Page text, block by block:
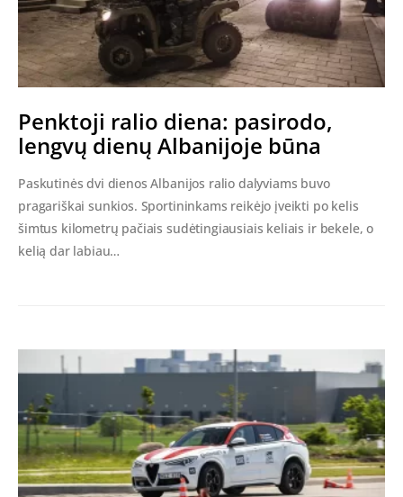
Penktoji ralio diena: pasirodo,
lengvų dienų Albanijoje būna
Paskutinės dvi dienos Albanijos ralio dalyviams buvo
pragariškai sunkios. Sportininkams reikėjo įveikti po kelis
šimtus kilometrų pačiais sudėtingiausiais keliais ir bekele, o
kelią dar labiau…